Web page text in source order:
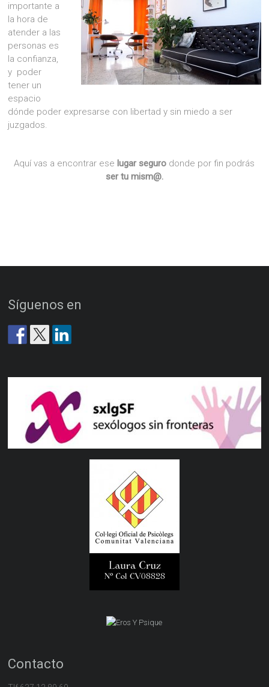
importante a
la hora de
atender a las
personas es
la confianza,
y poder
tener un
espacio
dónde poder expresarse con libertad y sin miedo a ser
juzgados.
Aquí vas a encontrar ese lugar seguro donde por fin podrás
ser tu mism@.
Síguenos en
Contacto